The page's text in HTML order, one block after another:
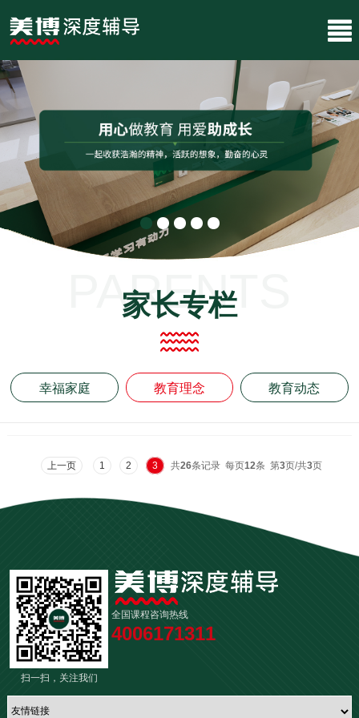
PARENTS
家长专栏
幸福家庭 教育理念 教育动态
上一页 1 2 3 共26条记录 每页12条 第3页/共3页
全国课程咨询热线
4006171311
扫一扫，关注我们